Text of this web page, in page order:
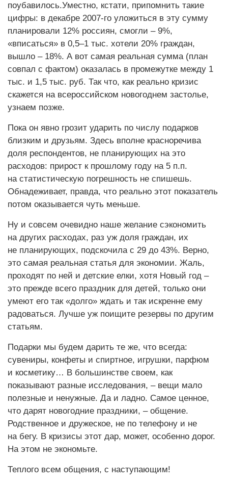
поубавилось.Уместно, кстати, припомнить такие
цифры: в декабре 2007-го уложиться в эту сумму
планировали 12% россиян, смогли – 9%,
«вписаться» в 0,5–1 тыс. хотели 20% граждан,
вышло – 18%. А вот самая реальная сумма (план
совпал с фактом) оказалась в промежутке между 1
тыс. и 1,5 тыс. руб. Так что, как реально кризис
скажется на всероссийском новогоднем застолье,
узнаем позже.
Пока он явно грозит ударить по числу подарков
близким и друзьям. Здесь вполне красноречива
доля респондентов, не планирующих на это
расходов: прирост к прошлому году на 5 п.п.
на статистическую погрешность не спишешь.
Обнадеживает, правда, что реально этот показатель
потом оказывается чуть меньше.
Ну и совсем очевидно наше желание сэкономить
на других расходах, раз уж доля граждан, их
не планирующих, подскочила с 29 до 43%. Верно,
это самая реальная статья для экономии. Жаль,
проходят по ней и детские елки, хотя Новый год –
это прежде всего праздник для детей, только они
умеют его так «долго» ждать и так искренне ему
радоваться. Лучше уж поищите резервы по другим
статьям.
Подарки мы будем дарить те же, что всегда:
сувениры, конфеты и спиртное, игрушки, парфюм
и косметику… В большинстве своем, как
показывают разные исследования, – вещи мало
полезные и ненужные. Да и ладно. Самое ценное,
что дарят новогодние праздники, – общение.
Родственное и дружеское, не по телефону и не
на бегу. В кризисы этот дар, может, особенно дорог.
На этом не экономьте.
Теплого всем общения, с наступающим!